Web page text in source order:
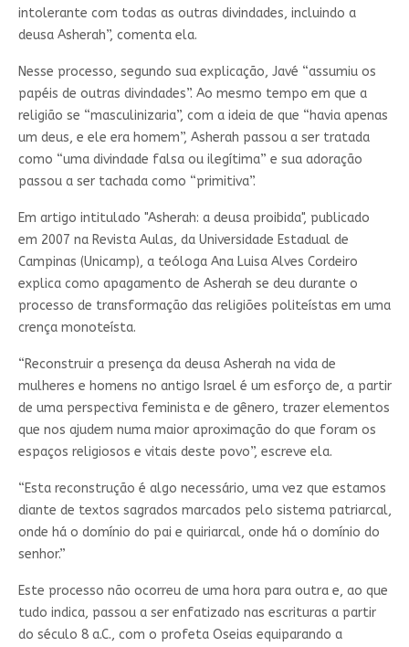
intolerante com todas as outras divindades, incluindo a
deusa Asherah”, comenta ela.
Nesse processo, segundo sua explicação, Javé “assumiu os
papéis de outras divindades”. Ao mesmo tempo em que a
religião se “masculinizaria”, com a ideia de que “havia apenas
um deus, e ele era homem”, Asherah passou a ser tratada
como “uma divindade falsa ou ilegítima” e sua adoração
passou a ser tachada como “primitiva”.
Em artigo intitulado "Asherah: a deusa proibida", publicado
em 2007 na Revista Aulas, da Universidade Estadual de
Campinas (Unicamp), a teóloga Ana Luisa Alves Cordeiro
explica como apagamento de Asherah se deu durante o
processo de transformação das religiões politeístas em uma
crença monoteísta.
“Reconstruir a presença da deusa Asherah na vida de
mulheres e homens no antigo Israel é um esforço de, a partir
de uma perspectiva feminista e de gênero, trazer elementos
que nos ajudem numa maior aproximação do que foram os
espaços religiosos e vitais deste povo”, escreve ela.
“Esta reconstrução é algo necessário, uma vez que estamos
diante de textos sagrados marcados pelo sistema patriarcal,
onde há o domínio do pai e quiriarcal, onde há o domínio do
senhor.”
Este processo não ocorreu de uma hora para outra e, ao que
tudo indica, passou a ser enfatizado nas escrituras a partir
do século 8 a.C., com o profeta Oseias equiparando a